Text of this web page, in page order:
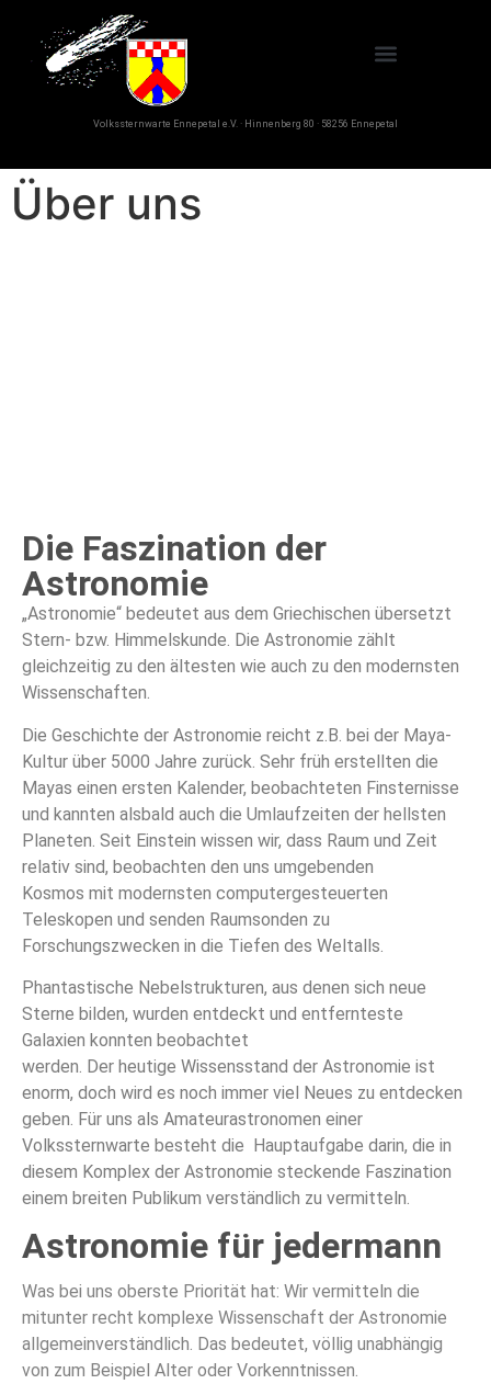
Volkssternwarte Ennepetal e.V. · Hinnenberg 80 · 58256 Ennepetal
Über uns
Die Faszination der
Astronomie
„Astronomie“ bedeutet aus dem Griechischen übersetzt
Stern- bzw. Himmelskunde. Die Astronomie zählt
gleichzeitig zu den ältesten wie auch zu den modernsten
Wissenschaften.
Die Geschichte der Astronomie reicht z.B. bei der Maya-
Kultur über 5000 Jahre zurück. Sehr früh erstellten die
Mayas einen ersten Kalender, beobachteten Finsternisse
und kannten alsbald auch die Umlaufzeiten der hellsten
Planeten. Seit Einstein wissen wir, dass Raum und Zeit
relativ sind, beobachten den uns umgebenden
Kosmos mit modernsten computergesteuerten
Teleskopen und senden Raumsonden zu
Forschungszwecken in die Tiefen des Weltalls.
Phantastische Nebelstrukturen, aus denen sich neue
Sterne bilden, wurden entdeckt und entfernteste
Galaxien konnten beobachtet
werden. Der heutige Wissensstand der Astronomie ist
enorm, doch wird es noch immer viel Neues zu entdecken
geben. Für uns als Amateurastronomen einer
Volkssternwarte besteht die Hauptaufgabe darin, die in
diesem Komplex der Astronomie steckende Faszination
einem breiten Publikum verständlich zu vermitteln.
Astronomie für jedermann
Was bei uns oberste Priorität hat: Wir vermitteln die
mitunter recht komplexe Wissenschaft der Astronomie
allgemeinverständlich. Das bedeutet, völlig unabhängig
von zum Beispiel Alter oder Vorkenntnissen.